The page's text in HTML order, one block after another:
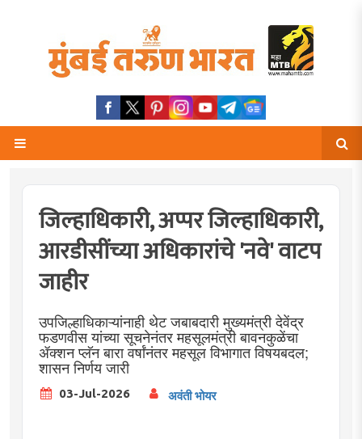
जिल्हाधिकारी, अप्पर जिल्हाधिकारी,
आरडीसींच्या अधिकारांचे 'नवे' वाटप
जाहीर
उपजिल्हाधिकाऱ्यांनाही थेट जबाबदारी मुख्यमंत्री देवेंद्र
फडणवीस यांच्या सूचनेनंतर महसूलमंत्री बावनकुळेंचा
ॲक्शन प्लॅन बारा वर्षांनंतर महसूल विभागात विषयबदल;
शासन निर्णय जारी
03-Jul-2026 अवंती भोयर